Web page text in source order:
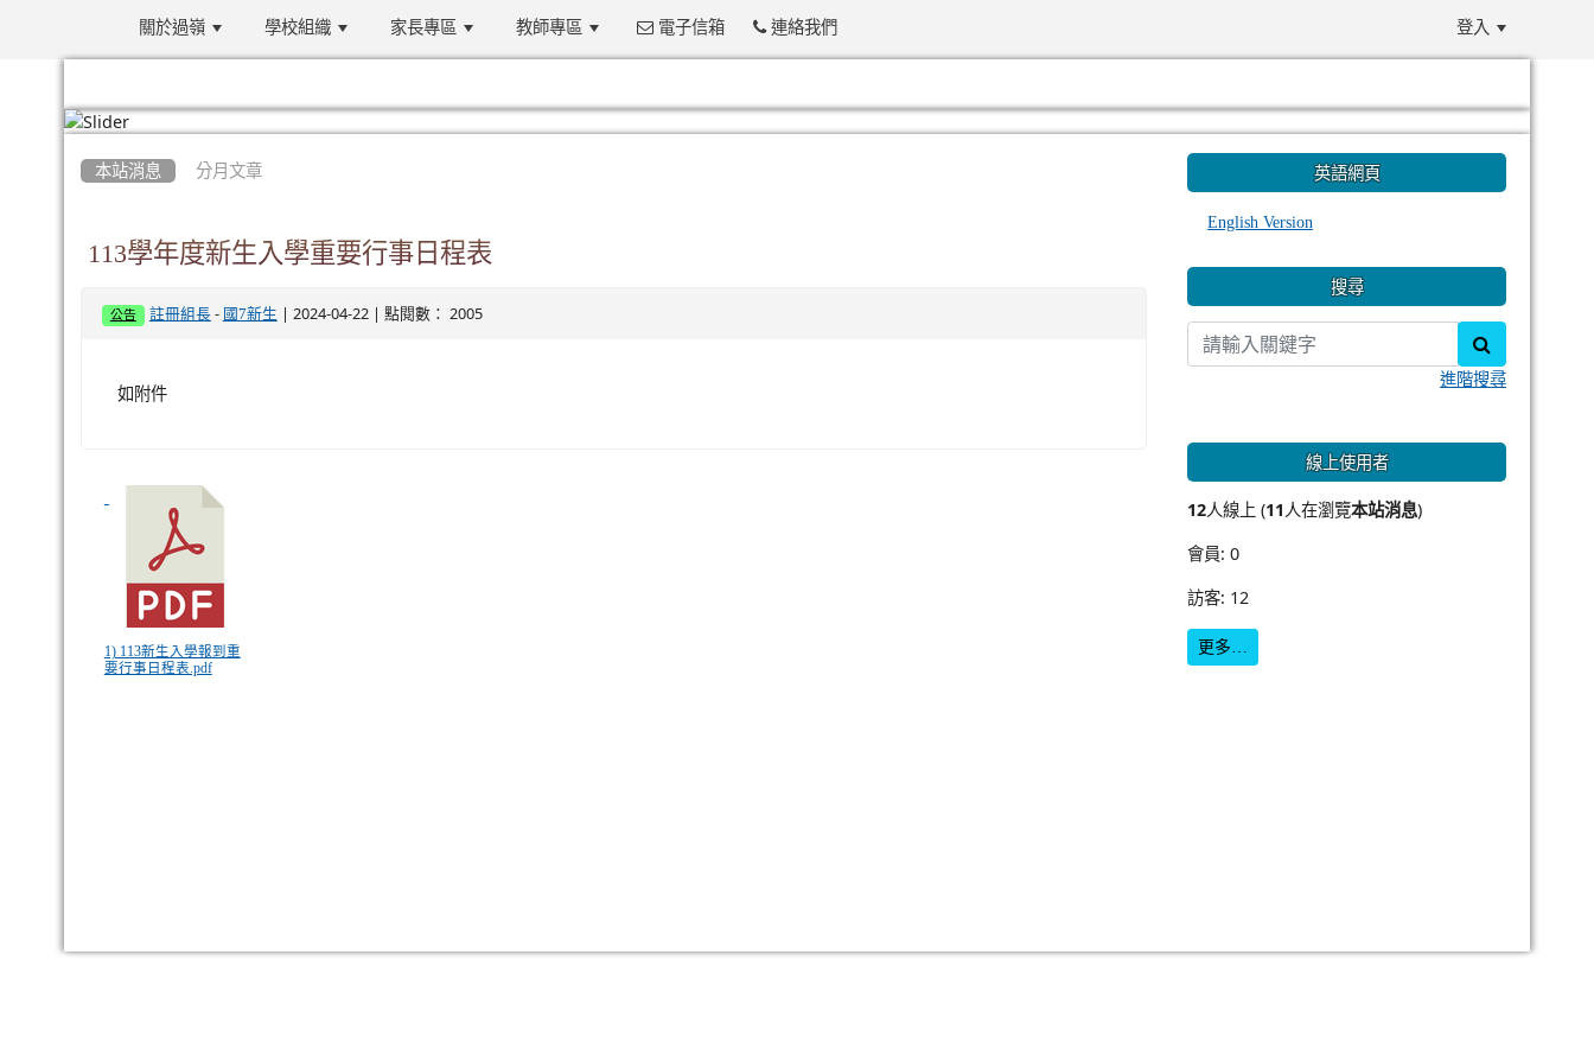
關於過嶺 學校組織 家長專區 教師專區 電子信箱 連絡我們 登入
本站消息 分月文章
113學年度新生入學重要行事日程表
公告 註冊組長- 國7新生 | 2024-04-22 | 點閱數： 2005
如附件
1) 113新生入學報到重
要行事日程表.pdf
英語網頁
English Version
搜尋
進階搜尋
線上使用者
12人線上 (11人在瀏覽本站消息)
會員: 0
訪客: 12
更多…